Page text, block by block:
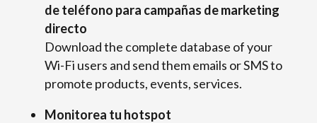
de teléfono para campañas de marketing
directo
Download the complete database of your
Wi-Fi users and send them emails or SMS to
promote products, events, services.
Monitorea tu hotspot